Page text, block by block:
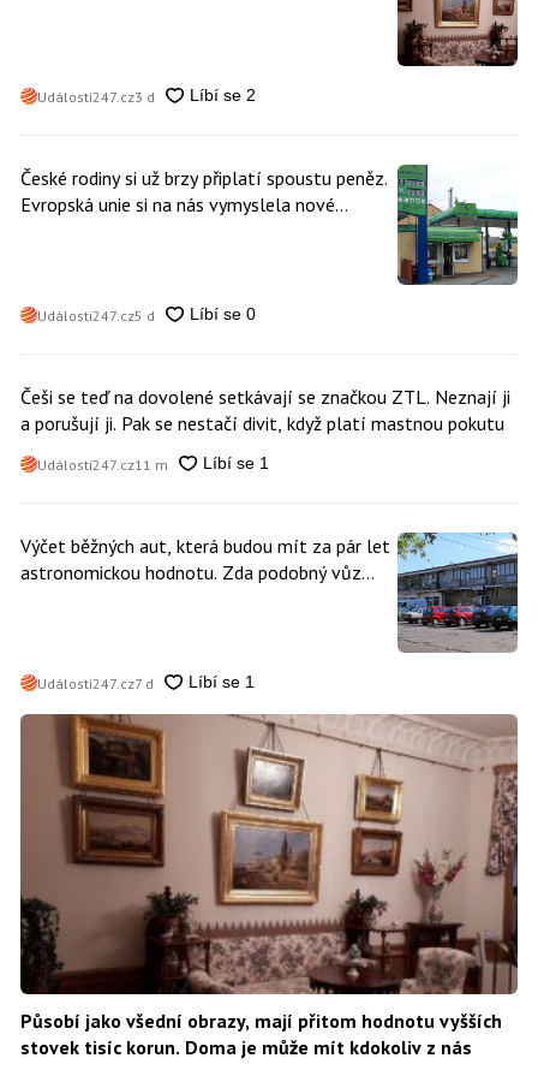
Události247.cz3 d
České rodiny si už brzy připlatí spoustu peněz.
Evropská unie si na nás vymyslela nové
Události247.cz5 d
Češi se teď na dovolené setkávají se značkou ZTL. Neznají ji
a porušují ji. Pak se nestačí divit, když platí mastnou pokutu
Události247.cz11 m
Výčet běžných aut, která budou mít za pár let
astronomickou hodnotu. Zda podobný vůz
Události247.cz7 d
Působí jako všední obrazy, mají přitom hodnotu vyšších
stovek tisíc korun. Doma je může mít kdokoliv z nás